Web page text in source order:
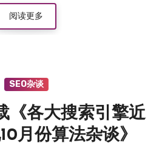
阅读更多
SEO杂谈
《各大搜索引擎近
月份算法杂谈》